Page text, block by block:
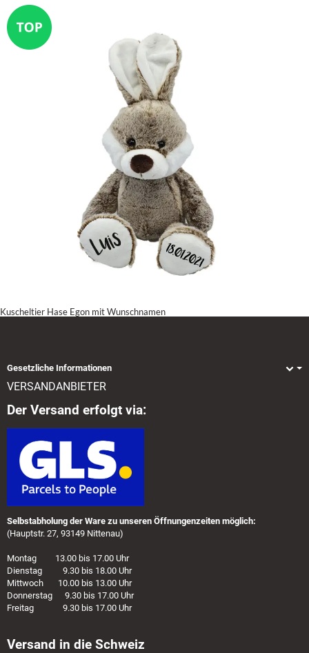
Kuscheltier Hase Egon mit Wunschnamen
Gesetzliche Informationen
VERSANDANBIETER
Der Versand erfolgt via:
Selbstabholung der Ware zu unseren Öffnungenzeiten möglich:
(Hauptstr. 27, 93149 Nittenau)
Montag 13.00 bis 17.00 Uhr
Dienstag 9.30 bis 18.00 Uhr
Mittwoch 10.00 bis 13.00 Uhr
Donnerstag 9.30 bis 17.00 Uhr
Freitag 9.30 bis 17.00 Uhr
Versand in die Schweiz